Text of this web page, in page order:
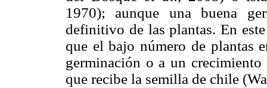
1970); aunque una buena
definitivo de las plantas. En
que el bajo número de plantas
germinación o a un
que recibe la semilla de chile